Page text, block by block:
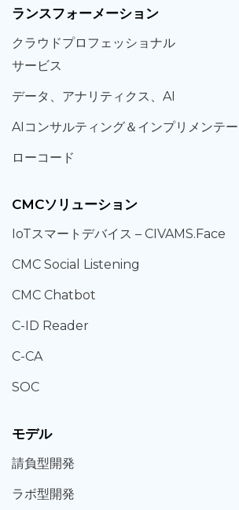
ランスフォーメーション
クラウドプロフェッショナル
サービス
データ、 アナリティクス、 AI
AIコンサルティング＆ インプリメンテ
ローコード
CMCソリューション
IoTスマートデバイス – CIVAMS.Face
CMC Social Listening
CMC Chatbot
C-ID Reader
C-CA
SOC
モデル
請負型開発
ラボ型開発